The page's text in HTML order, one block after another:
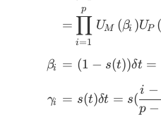
βi
γi
=
i=1
∏
p
UM (βi )UP
= (1 − s(t))δt =
= s(t)δt = s(
p −
i −